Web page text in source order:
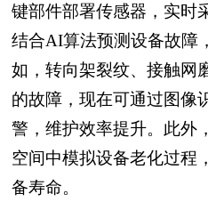
键部件部署传感器，实时
结合AI算法预测设备故障
如，转向架裂纹、接触网
的故障，现在可通过图像
警，维护效率提升。此外
空间中模拟设备老化过程
备寿命。